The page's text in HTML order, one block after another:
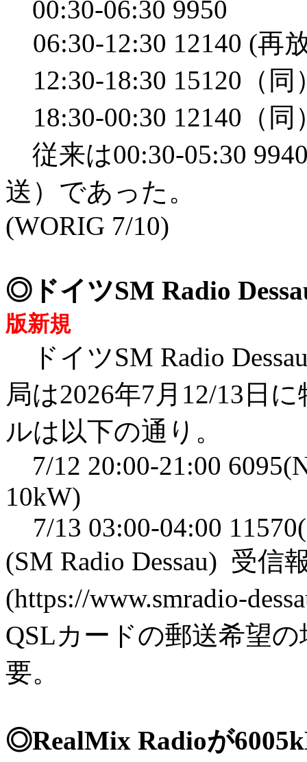
00:30-06:30 9950
06:30-12:30 12140 (再
12:30-18:30 15120（同
18:30-00:30 12140（同
従来は00:30-05:30
送）であった。
(WORIG 7/10)
◎ドイツSM Radio
版新規
ドイツSM Radio
局は2026年7月12/13日
ルは以下の通り。
7/12 20:00-21:00
10kW)
7/13 03:00-04:00
(SM Radio Dessau) 受信
(https://www.smradio-
QSLカードの郵送希望
要。
◎RealMix Radioが